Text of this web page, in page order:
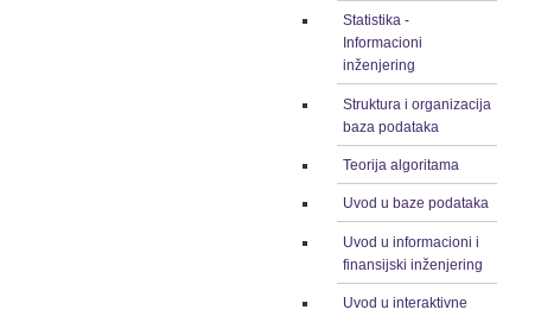
Statistika -
Informacioni
inženjering
Struktura i organizacija
baza podataka
Teorija algoritama
Uvod u baze podataka
Uvod u informacioni i
finansijski inženjering
Uvod u interaktivne